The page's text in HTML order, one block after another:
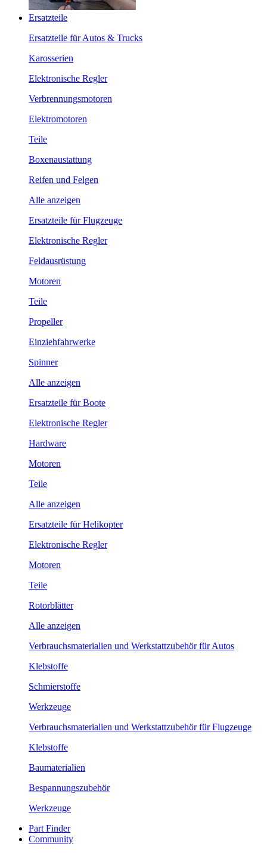
Ersatzteile
Ersatzteile für Autos & Trucks
Karosserien
Elektronische Regler
Verbrennungsmotoren
Elektromotoren
Teile
Boxenaustattung
Reifen und Felgen
Alle anzeigen
Ersatzteile für Flugzeuge
Elektronische Regler
Feldausrüstung
Motoren
Teile
Propeller
Einziehfahrwerke
Spinner
Alle anzeigen
Ersatzteile für Boote
Elektronische Regler
Hardware
Motoren
Teile
Alle anzeigen
Ersatzteile für Helikopter
Elektronische Regler
Motoren
Teile
Rotorblätter
Alle anzeigen
Verbrauchsmaterialien und Werkstattzubehör für Autos
Klebstoffe
Schmierstoffe
Werkzeuge
Verbrauchsmaterialien und Werkstattzubehör für Flugzeuge
Klebstoffe
Baumaterialien
Bespannungszubehör
Werkzeuge
Part Finder
Community